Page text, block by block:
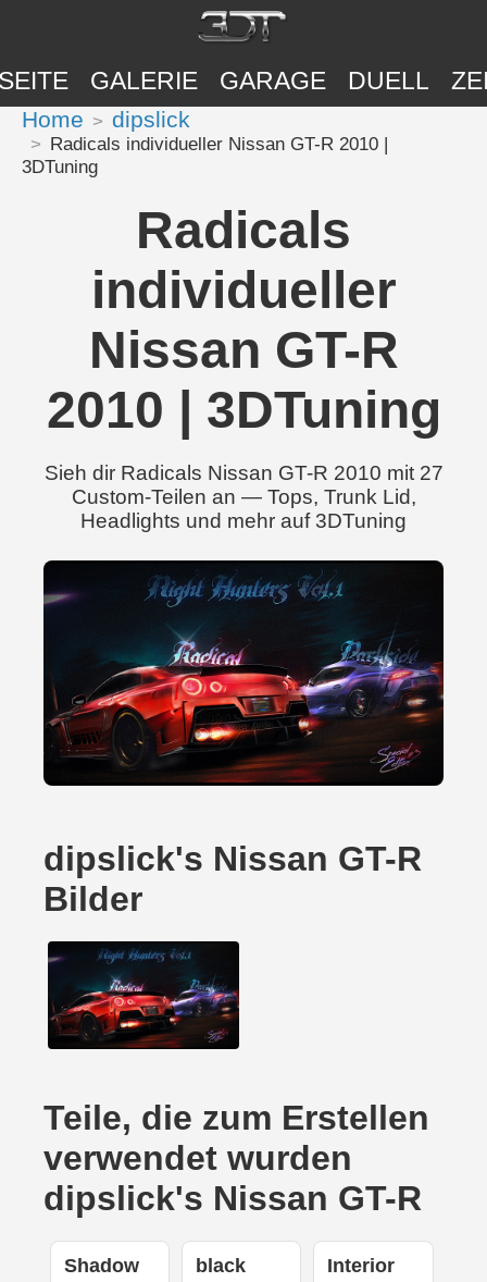
GALERIE GARAGE DUELL
Home dipslick
Radicals individueller Nissan GT-R 2010 |
3DTuning
Radicals
individueller
Nissan GT-R
2010 | 3DTuning
Sieh dir Radicals Nissan GT-R 2010 mit 27
Custom-Teilen an — Tops, Trunk Lid,
Headlights und mehr auf 3DTuning
dipslick's Nissan GT-R
Bilder
Teile, die zum Erstellen
verwendet wurden
dipslick's Nissan GT-R
Shadow black Interior